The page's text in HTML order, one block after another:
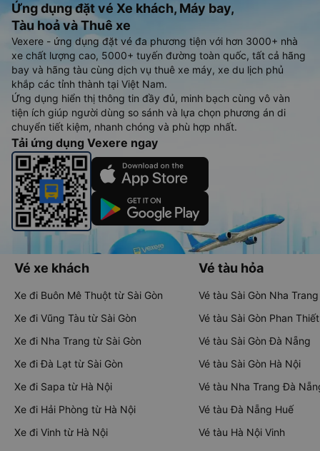
Ứng dụng đặt vé Xe khách, Máy bay,
Tàu hoả và Thuê xe
Vexere - ứng dụng đặt vé đa phương tiện với hơn 3000+ nhà
xe chất lượng cao, 5000+ tuyến đường toàn quốc, tất cả hãng
bay và hãng tàu cùng dịch vụ thuê xe máy, xe du lịch phủ
khắp các tỉnh thành tại Việt Nam.
Ứng dụng hiển thị thông tin đầy đủ, minh bạch cùng vô vàn
tiện ích giúp người dùng so sánh và lựa chọn phương án di
chuyển tiết kiệm, nhanh chóng và phù hợp nhất.
Tải ứng dụng Vexere ngay
Vé xe khách
Xe đi Buôn Mê Thuột từ Sài Gòn
Xe đi Vũng Tàu từ Sài Gòn
Xe đi Nha Trang từ Sài Gòn
Xe đi Đà Lạt từ Sài Gòn
Xe đi Sapa từ Hà Nội
Xe đi Hải Phòng từ Hà Nội
Xe đi Vinh từ Hà Nội
Vé tàu hỏa
Vé tàu Sài Gòn Nha Trang
Vé tàu Sài Gòn Phan Thiết
Vé tàu Sài Gòn Đà Nẵng
Vé tàu Sài Gòn Hà Nội
Vé tàu Nha Trang Đà
Vé tàu Đà Nẵng Huế
Vé tàu Hà Nội Vinh